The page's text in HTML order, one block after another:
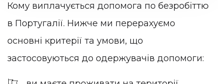
Кому виплачується допомога по безробіттю
в Португалії. Нижче ми перерахуємо
основні критерії та умови, що
застосовуються до одержувачів допомоги: